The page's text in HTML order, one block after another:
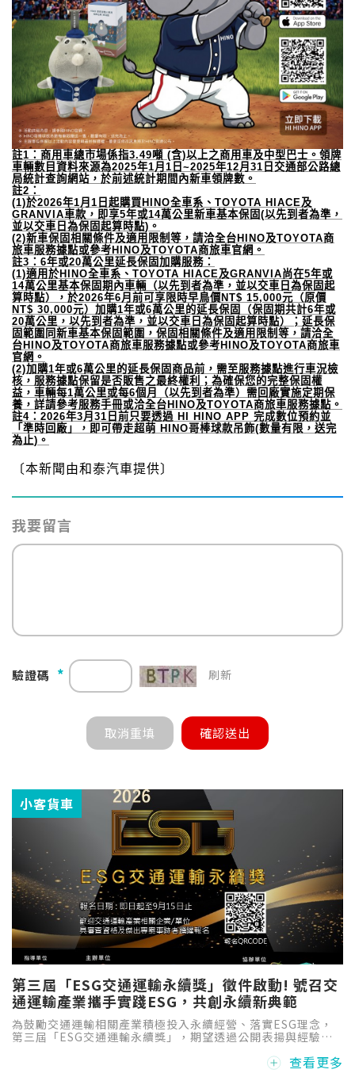
註1 ：商用車總市場係指3.49噸 (含)以上之商用車及中型巴士。領牌
車輛數目資料來源為2025年1月 1 日 ~2025年12月 31 日交通部公路總
局統計查詢網站，於前述統計期間內新車領牌數。
註2 ：
(1)於2026年1月 1 日起購買 HINO全車系、 TOYOTA HIACE及
GRANVIA車款，即享5年或14萬公里新車基本保固 (以先到者為準，
並以交車日為保固起算時點) 。
(2)新車保固相關條件及適用限制等，請洽全台 HINO及TOYOTA商
旅車服務據點或參考 HINO及TOYOTA商旅車官網。
註3 ： 6年或20萬公里延長保固加購服務：
(1)適用於HINO全車系、 TOYOTA HIACE及GRANVIA尚在5年或
14萬公里基本保固期內車輛（以先到者為準，並以交車日為保固起
算時點），於2026年6月前可享限時早鳥價 NT$ 15,000元（原價
NT$ 30,000元）加購1年或6萬公里的延長保固（保固期共計6年或
20萬公里，以先到者為準，並以交車日為保固起算時點）；延長保
固範圍同新車基本保固範圍，保固相關條件及適用限制等，請洽全
台 HINO及TOYOTA商旅車服務據點或參考 HINO及TOYOTA商旅車
官網。
(2)加購1年或6萬公里的延長保固商品前，需至服務據點進行車況檢
核，服務據點保留是否販售之最終權利；為確保您的完整保固權
益，車輛每1萬公里或每6個月（以先到者為準）需回廠實施定期保
養，詳請參考服務手冊或洽全台 HINO及TOYOTA商旅車服務據點。
註4 ： 2026年3月 31 日前只要透過 HI HINO APP 完成數位預約並
「準時回廠」，即可帶走超萌 HINO哥棒球款吊飾(數量有限，送完
為止) 。
〔本新聞由和泰汽車提供〕
我要留言
驗證碼 * 刷新
小客貨車
第三屆「ESG交通運輸永續獎」徵件啟動! 號召交
通運輸產業攜手實踐ESG，共創永續新典範
為鼓勵交通運輸相關產業積極投入永續經營、落實ESG理念，
第三屆「ESG交通運輸永續獎」，期望透過公開表揚與經驗交
學習與合作，進一步提升整體產業的永續競爭力。
查看更多